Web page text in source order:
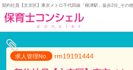
契約社員【文京区】東京メトロ千代田線「根津駅」徒歩2分_その
求人管理No. rm19191444